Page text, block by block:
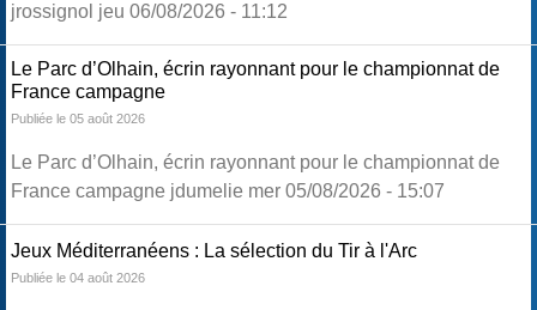
jrossignol jeu 06/08/2026 - 11:12
Le Parc d’Olhain, écrin rayonnant pour le championnat de
France campagne
Publiée le 05 août 2026
Le Parc d’Olhain, écrin rayonnant pour le championnat de
France campagne jdumelie mer 05/08/2026 - 15:07
Jeux Méditerranéens : La sélection du Tir à l'Arc
Publiée le 04 août 2026